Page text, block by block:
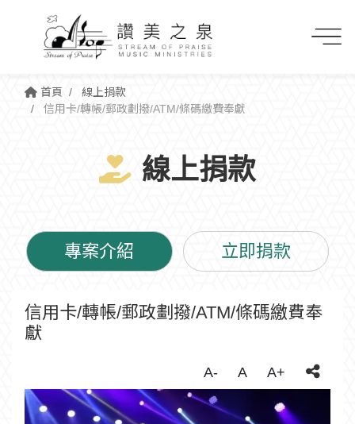
首頁
線上捐款
信用卡/轉帳/郵政劃撥/ATM/條碼繳費奉獻
線上捐款
專案介紹 立即捐款
信用卡/轉帳/郵政劃撥/ATM/條碼繳費奉
獻
A- A A+